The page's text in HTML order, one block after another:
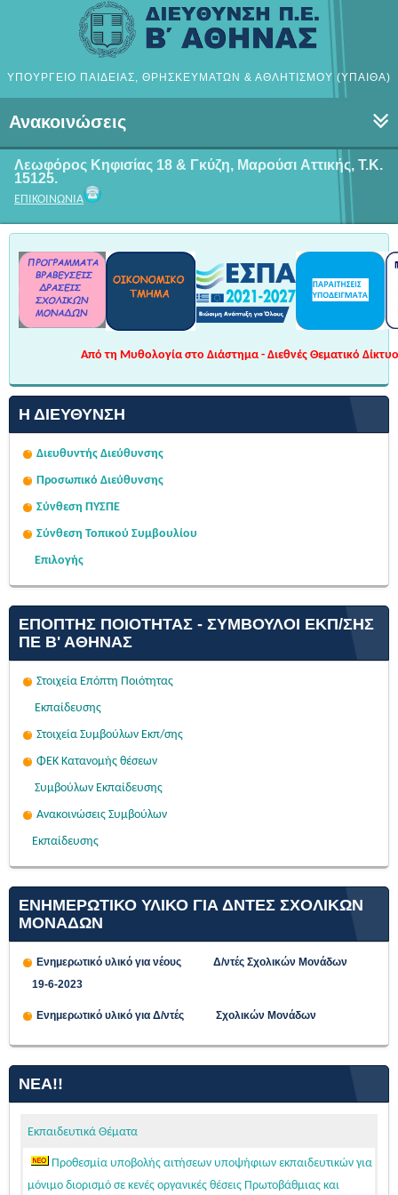
ΥΠΟΥΡΓΕΙΟ ΠΑΙΔΕΙΑΣ, ΘΡΗΣΚΕΥΜΑΤΩΝ & ΑΘΛΗΤΙΣΜΟΥ (ΥΠΑΙΘΑ)
Ανακοινώσεις
Λεωφόρος Κηφισίας 18 & Γκύζη, Μαρούσι Αττικής, Τ.Κ.
15125.
ΕΠΙΚΟΙΝΩΝΙΑ
Από τη Μυθολογία στο Διάστημα - Διεθνές Θεματικό
Η ΔΙΕΎΘΥΝΣΗ
Διευθυντής Διεύθυνσης
Προσωπικό Διεύθυνσης
Σύνθεση ΠΥΣΠΕ
Σύνθεση Τοπικού Συμβουλίου
Επιλογής
ΕΠΌΠΤΗΣ ΠΟΙΌΤΗΤΑΣ - ΣΎΜΒΟΥΛΟΙ ΕΚΠ/ΣΗΣ
ΠΕ Β' ΑΘΉΝΑΣ
Στοιχεία Επόπτη Ποιότητας
Εκπαίδευσης
Στοιχεία Συμβούλων Εκπ/σης
ΦΕΚ Κατανομής θέσεων
Συμβούλων Εκπαίδευσης
Ανακοινώσεις Συμβούλων
Εκπαίδευσης
ΕΝΗΜΕΡΩΤΙΚΟ ΥΛΙΚΟ ΓΙΑ ΔΝΤΕΣ ΣΧΟΛΙΚΩΝ
ΜΟΝΑΔΩΝ
Ενημερωτικό υλικό για νέους Δ/ντές Σχολικών Μονάδων
19-6-2023
Ενημερωτικό υλικό για Δ/ντές Σχολικών Μονάδων
ΝΈΑ!!
Εκπαιδευτικά Θέματα
Προθεσμία υποβολής αιτήσεων υποψήφιων εκπαιδευτικών για
μόνιμο διορισμό σε κενές οργανικές θέσεις Πρωτοβάθμιας και